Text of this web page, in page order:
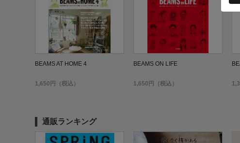
BEAMS AT HOME 4
1,650円（税込）
BEAMS ON LIFE
1,650円（税込）
通販ランキング